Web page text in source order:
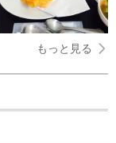
もっと見る